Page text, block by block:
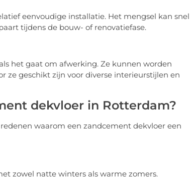
eenvoudige installatie. Het mengsel kan snel
tijdens de bouw- of renovatiefase.
het gaat om afwerking. Ze kunnen worden
ze geschikt zijn voor diverse interieurstijlen en
dekvloer in Rotterdam?
waarom een zandcement dekvloer een
zowel natte winters als warme zomers.